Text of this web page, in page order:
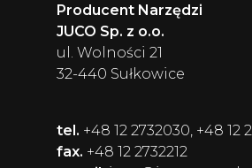
Producent Narzędzi
JUCO Sp. z o.o.
ul. Wolności 21
32-440 Sułkowice
tel. +48 12 2732030, +48 12
fax. +48 12 2732212